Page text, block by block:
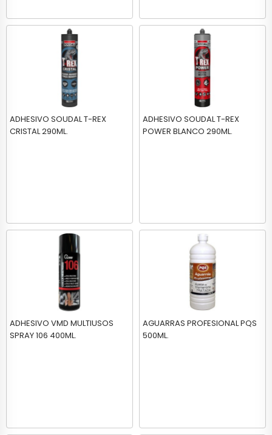
ADHESIVO SOUDAL T-REX
CRISTAL 290ML.
ADHESIVO SOUDAL T-REX
POWER BLANCO 290ML.
ADHESIVO VMD MULTIUSOS
SPRAY 106 400ML.
AGUARRAS PROFESIONAL PQS
500ML.